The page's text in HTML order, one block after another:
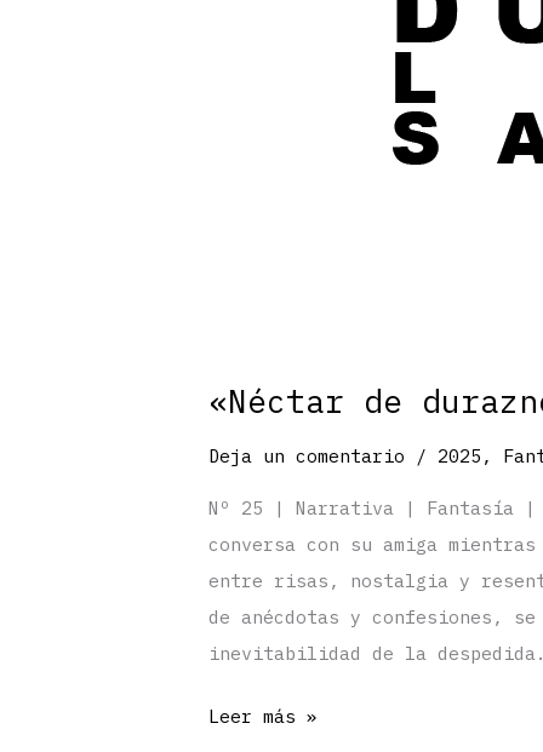
«Néctar de
Deja un comentario / 2025 ,
Nº 25 | Narrativa | Fantasía |
conversa con su amiga
entre risas, nostalgia y
de anécdotas y confesiones,
inevitabilidad de la despedida.
«Néctar
Leer más »